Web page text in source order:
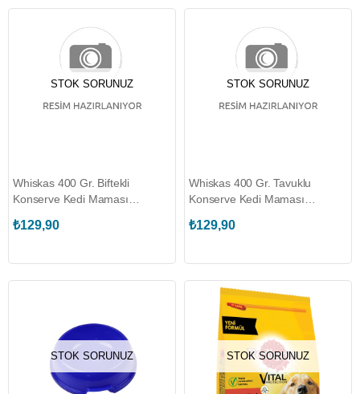
STOK SORUNUZ
Whiskas 400 Gr. Biftekli
Konserve Kedi Maması
₺129,90
STOK SORUNUZ
Whiskas 400 Gr. Tavuklu
Konserve Kedi Maması
₺129,90
STOK SORUNUZ STOK SORUNUZ